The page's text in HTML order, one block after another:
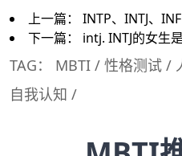
上一篇： INTP、INTJ、
下一篇： intj. INTJ的女生
TAG： MBTI / 性格测试 /
自我认知 /